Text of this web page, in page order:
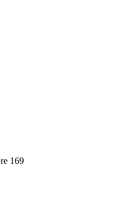
169